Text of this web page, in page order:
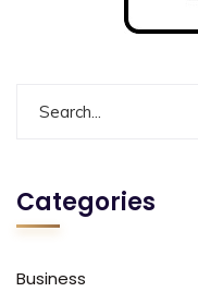
Categories
Business